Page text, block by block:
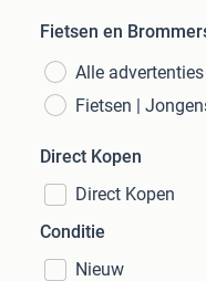
Fietsen en
Alle advertenties
Fietsen |
Direct Kopen
Direct Kopen
Conditie
Nieuw